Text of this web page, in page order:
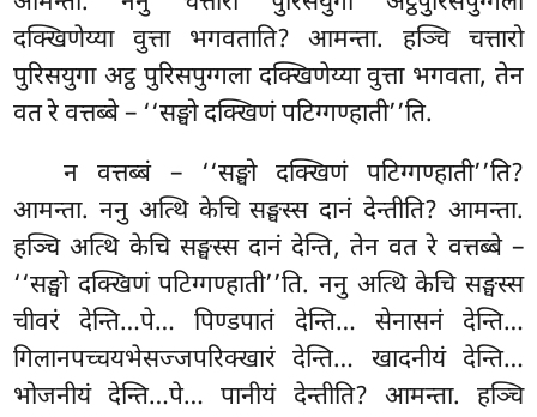
दक्खिणेय्या वुत्ता भगवताति? आमन्ता. हञ्चि चत्तारो
पुरिसयुगा अट्ठ पुरिसपुग्गला दक्खिणेय्यावुत्ता भगवता, तेन
वत रे वत्तब्बे – ‘‘सङ्घो दक्खिणं पटिग्गण्हाती’’ति.
न वत्तब्बं – ‘‘सङ्घो दक्खिणं पटिग्गण्हाती’’ति?
आमन्ता. ननु अत्थि केचि सङ्घस्स दानं देन्तीति? आमन्ता.
हञ्चि अत्थि केचि सङ्घस्स दानं देन्ति, तेन वत रे वत्तब्बे –
‘‘सङ्घो दक्खिणं पटिग्गण्हाती’’ति. ननु अत्थि केचि सङ्घस्स
चीवरं देन्ति…पे… पिण्डपातं देन्ति… सेनासनं देन्ति…
गिलानपच्चयभेसज्जपरिक्खारं देन्ति… खादनीयं देन्ति…
भोजनीयं देन्ति…पे… पानीयं देन्तीति? आमन्ता. हञ्चि